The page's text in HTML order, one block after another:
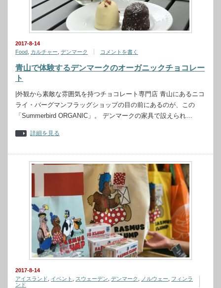
2017-8-14
Food カルチャー デンマーク コメントを書く
青山で体験するデンマークのオーガニックチョコレー
ト
|外観から素敵な雰囲気を持つチョコレート専門店 青山にあるニコ
ライ・バーグマンフラッグショップの目の前にあるのが、この
「Summerbird ORGANIC」。 デンマークの家具で設えられ…
詳細を見る
2017-8-14
アイスランド
イベント スウェーデン デンマーク ノルウェー
フィンラ
ンド